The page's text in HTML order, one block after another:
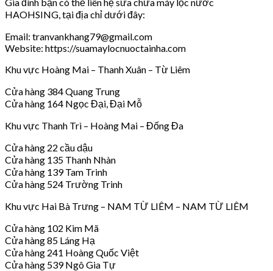
HAOHSING, tại địa chỉ dưới đây:
Email: tranvankhang79@gmail.com
Website: https://suamaylocnuoctainha.com
Khu vực Hoàng Mai – Thanh Xuân – Từ Liêm
Cửa hàng 384 Quang Trung
Cửa hàng 164 Ngọc Đại, Đại Mỗ
Khu vực Thanh Trì – Hoàng Mai – Đống Đa
Cửa hàng 22 cầu dậu
Cửa hàng 135 Thanh Nhàn
Cửa hàng 139 Tam Trinh
Cửa hàng 524 Trường Trinh
Khu vực Hai Bà Trưng – NAM TỪ LIÊM – NAM TỪ LIÊM
Cửa hàng 102 Kim Mã
Cửa hàng 85 Láng Hạ
Cửa hàng 241 Hoàng Quốc Việt
Cửa hàng 539 Ngô Gia Tự